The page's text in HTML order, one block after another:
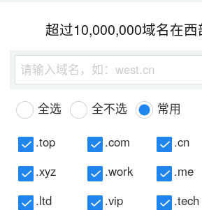
超过10,000,000域名在
全选 全不选 常用
.top .com .cn
.xyz
.work .me
.ltd
.vip .tech